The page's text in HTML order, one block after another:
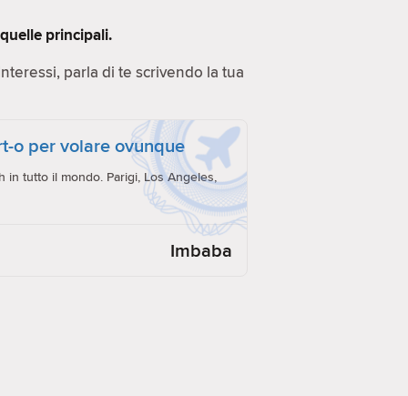
principali.
parla di te scrivendo la tua
o per volare ovunque
in tutto il mondo. Parigi, Los Angeles,
Imbaba